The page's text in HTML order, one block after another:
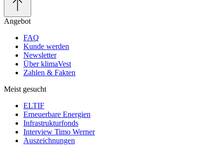
Angebot
FAQ
Kunde werden
Newsletter
Über klimaVest
Zahlen & Fakten
Meist gesucht
ELTIF
Erneuerbare Energien
Infrastrukturfonds
Interview Timo Werner
Auszeichnungen